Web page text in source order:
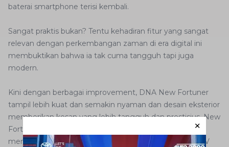
baterai smartphone terisi kembali.
Sangat praktis bukan? Tentu kehadiran fitur yang sangat
relevan dengan perkembangan zaman di era digital ini
membuktikan bahwa ia tak cuma tangguh tapi juga
modern.
Kini dengan berbagai improvement, DNA New Fortuner
tampil lebih kuat dan semakin nyaman dan desain eksterior
memberikan kesan yang lebih tangguh dan prestisius. New
Fortuner memperoleh sentuhan dari segi desain untuk
memperlihatkan sisi ketangguhan dan kemewahan SUV